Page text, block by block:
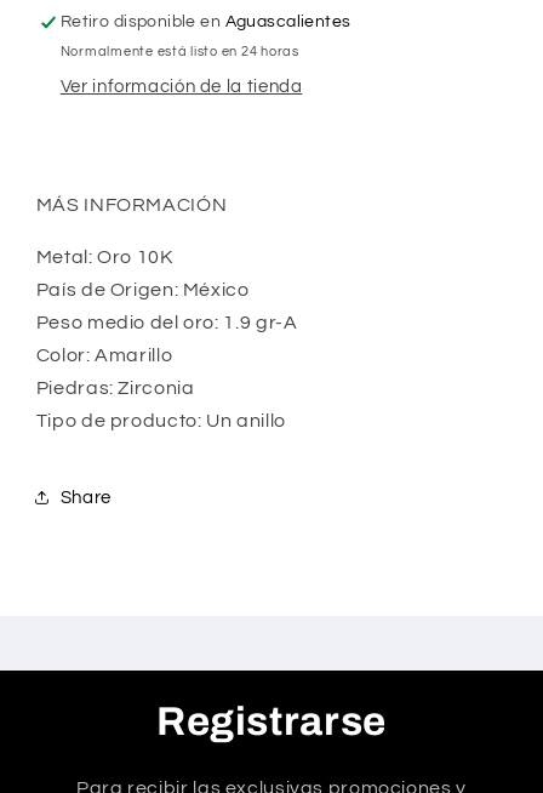
Retiro disponible en Aguascalientes
Normalmente está listo en 24 horas
Ver información de la tienda
MÁS INFORMACIÓN
Metal: Oro 10K
País de Origen: México
Peso medio del oro: 1.9 gr-A
Color: Amarillo
Piedras: Zirconia
Tipo de producto: Un anillo
Share
Registrarse
Para recibir las exclusivas promociones y